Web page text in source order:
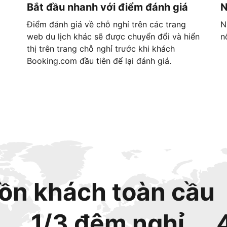
Bắt đầu nhanh với điểm đánh giá
Điểm đánh giá về chỗ nghỉ trên các trang
web du lịch khác sẽ được chuyển đổi và hiển
thị trên trang chỗ nghỉ trước khi khách
Booking.com đầu tiên để lại đánh giá.
khách toàn cầu